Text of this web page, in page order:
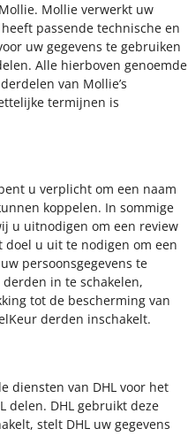
Mollie verwerkt uw
passende technische en
uw gegevens te gebruiken
Alle hierboven genoemde
van Mollie’s
termijnen is
u verplicht om een naam
koppelen. In sommige
u uitnodigen om een review
doel u uit te nodigen om een
persoonsgegevens te
in te schakelen,
tot de bescherming van
derden inschakelt.
diensten van DHL voor het
delen. DHL gebruikt deze
stelt DHL uw gegevens